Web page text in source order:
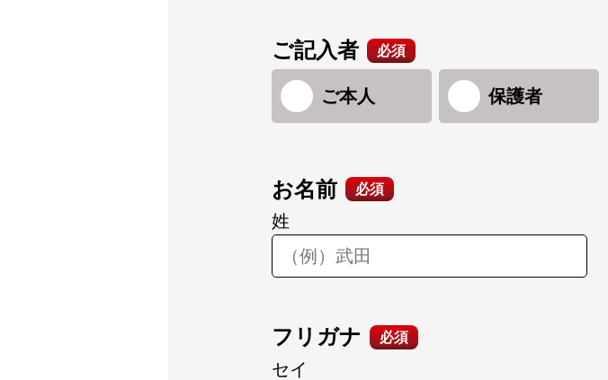
ご記入者 必須
ご本人 保護者
お名前 必須
姓
フリガナ 必須
セイ